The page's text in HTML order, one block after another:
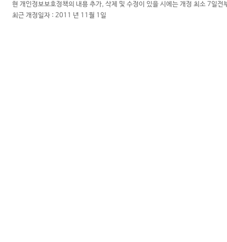
현 개인정보보호정책의 내용 추가, 삭제 및 수정이 있을 시에는 개정 최소 7일
최근 개정일자 : 2011 년 11월 1일